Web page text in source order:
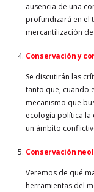
ausencia de una
profundizará en el
mercantilización
Conservación y
Se discutirán las
tanto que, cuando
mecanismo que
ecología política la
un ámbito
Conservación
Veremos de qué
herramientas del